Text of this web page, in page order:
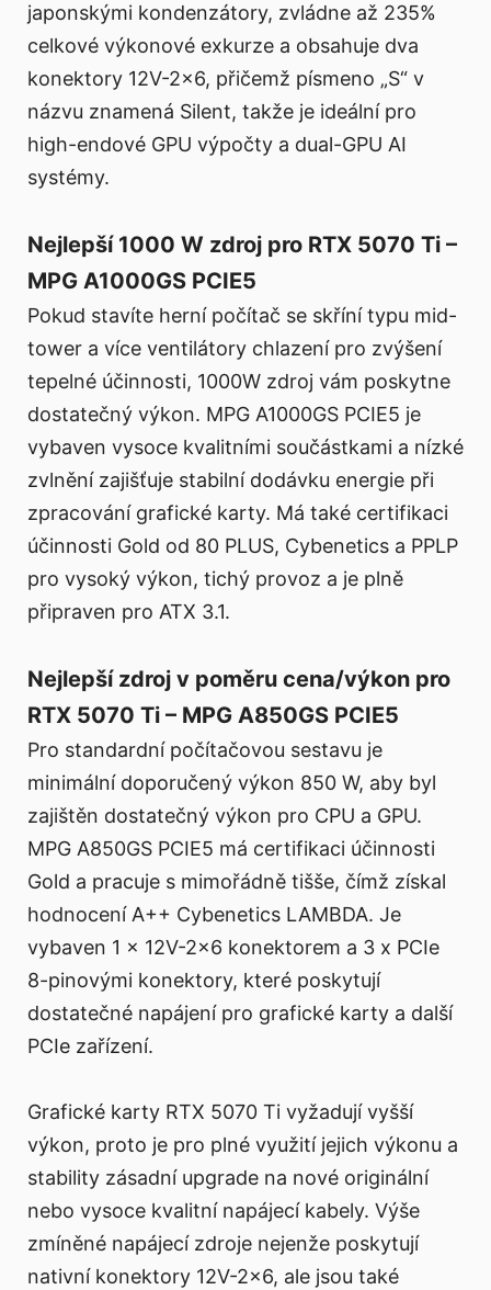
japonskými kondenzátory, zvládne až 235%
celkové výkonové exkurze a obsahuje dva
konektory 12V-2x6, přičemž písmeno „S“ v
názvu znamená Silent, takže je ideální pro
high-endové GPU výpočty a dual-GPU AI
systémy.
Nejlepší 1000 W zdroj pro RTX 5070 Ti –
MPG A1000GS PCIE5
Pokud stavíte herní počítač se skříní typu mid-
tower a více ventilátory chlazení pro zvýšení
tepelné účinnosti, 1000W zdroj vám poskytne
dostatečný výkon. MPG A1000GS PCIE5 je
vybaven vysoce kvalitními součástkami a nízké
zvlnění zajišťuje stabilní dodávku energie při
zpracování grafické karty. Má také certifikaci
účinnosti Gold od 80 PLUS, Cybenetics a PPLP
pro vysoký výkon, tichý provoz a je plně
připraven pro ATX 3.1.
Nejlepší zdroj v poměru cena/výkon pro
RTX 5070 Ti – MPG A850GS PCIE5
Pro standardní počítačovou sestavu je
minimální doporučený výkon 850 W, aby byl
zajištěn dostatečný výkon pro CPU a GPU.
MPG A850GS PCIE5 má certifikaci účinnosti
Gold a pracuje s mimořádně tišše, čímž získal
hodnocení A++ Cybenetics LAMBDA. Je
vybaven 1 x 12V-2x6 konektorem a 3 x PCIe
8-pinovými konektory, které poskytují
dostatečné napájení pro grafické karty a další
PCIe zařízení.
Grafické karty RTX 5070 Ti vyžadují vyšší
výkon, proto je pro plné využití jejich výkonu a
stability zásadní upgrade na nové originální
nebo vysoce kvalitní napájecí kabely. Výše
zmíněné napájecí zdroje nejenže poskytují
nativní konektory 12V-2x6, ale jsou také